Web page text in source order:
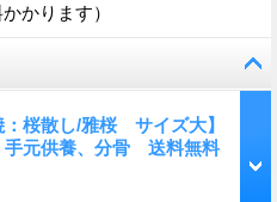
かります）
：桜散し/雅桜 サイズ大】
元供養、分骨 送料無料